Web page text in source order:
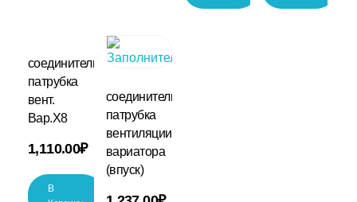
соединитель
патрубка
вент.
Вар.Х8
1,110.00₽
В
соединитель
патрубка
вентиляции
вариатора
(впуск)